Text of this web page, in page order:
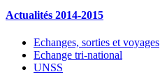
Actualités 2014-2015
Echanges, sorties et voyages
Echange tri-national
UNSS